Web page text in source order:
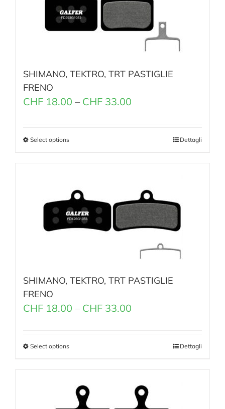
SHIMANO, TEKTRO, TRT PASTIGLIE
FRENO
CHF 18.00 – CHF 33.00
Select options Dettagli
SHIMANO, TEKTRO, TRT PASTIGLIE
FRENO
CHF 18.00 – CHF 33.00
Select options Dettagli